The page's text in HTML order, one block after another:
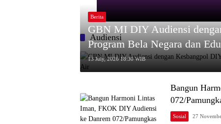
Audiensi
Berita
GBN MI DIY Audiensi
Program Bela Negara dan
13 July, 2026 18:30 WIB
Bangun
072/
Sosial 27